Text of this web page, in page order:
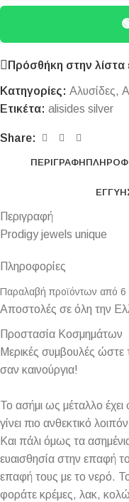
Πρόσθήκη στην λίστα
Κατηγορίες: Αλυσίδες,
Ετικέτα: alisides silver
Share:
ΠΕΡΙΓΡΑΦΉ
Περιγραφή
Prodigy jewels unique
Πληροφορίες
Παραλαβή προϊόντων από 6
Αποστολές σε όλη την
Προστασία Κοσμημάτων
Μερικές συμβουλές ώστε
σαν καινούργια!
Το ασήμι ως μέταλλο έχει
γίνει πιο ανθεκτικό
Και πάλι όμως τα
ευαισθησία στην επαφή
επαφή τους με το νερό.
φοράτε κρέμες, λακ,